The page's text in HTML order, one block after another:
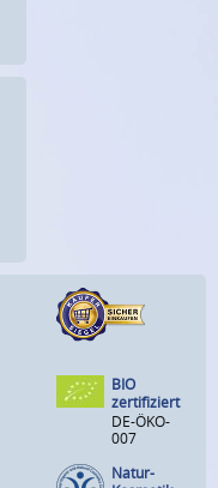
BIO
zertifiziert
DE-ÖKO-
007
Natur-